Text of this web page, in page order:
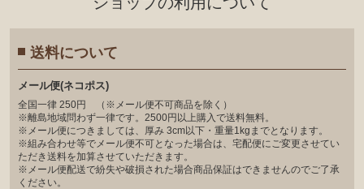
送料について
メール便(ネコポス)
全国一律 250円 （※メール便不可商品を除く）
※離島地域問わず一律です。2500円以上購入で送料無料。
※メール便につきましては、厚み 3cm以下・重量1kgまでとなります。
※組み合わせ等でメール便不可となった場合は、宅配便にご変更させてい
ただき送料を加算させていただきます。
※メール便配送で紛失や破損された場合商品保証はできませんのでご了承
ください。